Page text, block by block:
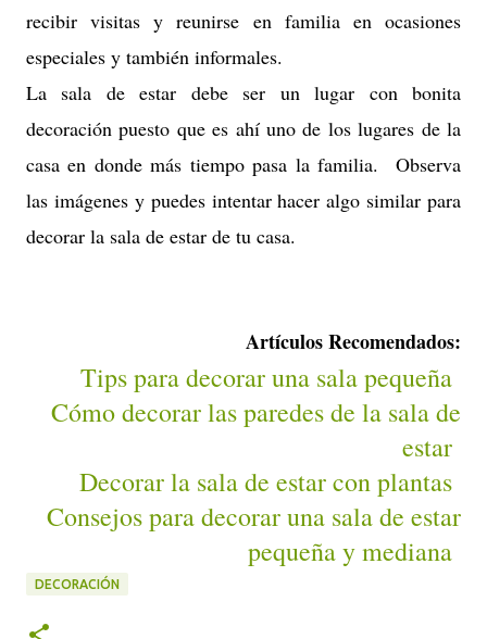
recibir visitas y reunirse en familia en ocasiones
especiales y también informales.
La sala de estar debe ser un lugar con bonita
decoración puesto que es ahí uno de los lugares de la
casa en donde más tiempo pasa la familia. Observa
las imágenes y puedes intentar hacer algo similar para
decorar la sala de estar de tu casa.
Artículos Recomendados:
Tips para decorar una sala pequeña
Cómo decorar las paredes de la sala de
estar
Decorar la sala de estar con plantas
Consejos para decorar una sala de estar
pequeña y mediana
DECORACIÓN